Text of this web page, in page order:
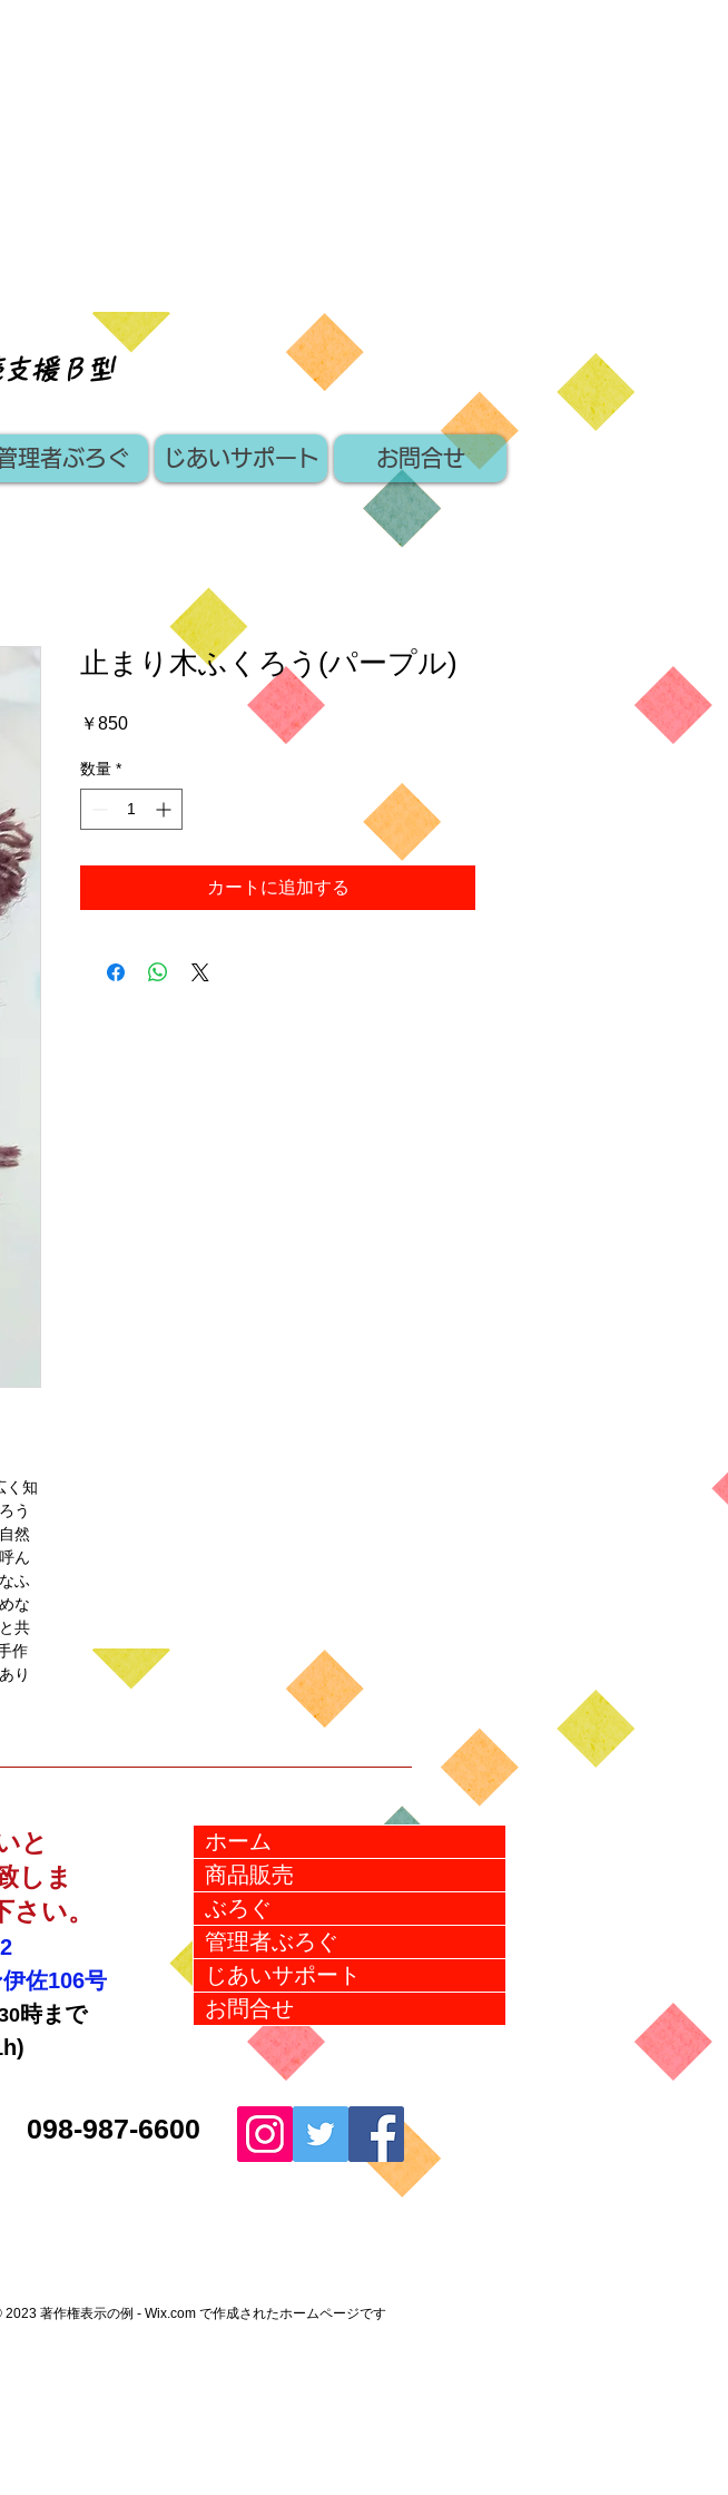
援Ｂ型
理者ぶろぐ じあいサポート お問合せ
く知
う
然
ん
ふ
な
共
作
り
止まり木ふくろう(パープル)
￥850価
数量 *
カートに追加する
と
しま
い。
106号
時まで
ホーム
商品販売
ぶろぐ
管理者ぶろぐ
じあいサポート
お問合せ
​098-987-6600
2023 著作権表示の例 - Wix.com で作成されたホームページです